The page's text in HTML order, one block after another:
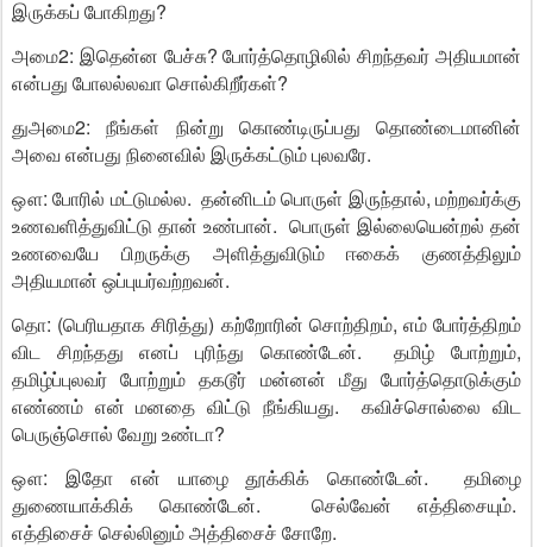
இருக்கப் போகிறது?
அமை2: இதென்ன பேச்சு? போர்த்தொழிலில் சிறந்தவர் அதியமான்
என்பது போலல்லவா சொல்கிறீர்கள்?
துஅமை2: நீங்கள் நின்று கொண்டிருப்பது தொண்டைமானின்
அவை என்பது நினைவில் இருக்கட்டும் புலவரே.
ஔ: போரில் மட்டுமல்ல. தன்னிடம் பொருள் இருந்தால், மற்றவர்க்கு
உணவளித்துவிட்டு தான் உண்பான். பொருள் இல்லையென்றல் தன்
உணவையே பிறருக்கு அளித்துவிடும் ஈகைக் குணத்திலும்
அதியமான் ஒப்புயர்வற்றவன்.
தொ: (பெரியதாக சிரித்து) கற்றோரின் சொற்திறம், எம் போர்த்திறம்
விட சிறந்தது எனப் புரிந்து கொண்டேன். தமிழ் போற்றும்,
தமிழ்ப்புலவர் போற்றும் தகடூர் மன்னன் மீது போர்த்தொடுக்கும்
எண்ணம் என் மனதை விட்டு நீங்கியது. கவிச்சொல்லை விட
பெருஞ்சொல் வேறு உண்டா?
ஔ: இதோ என் யாழை தூக்கிக் கொண்டேன். தமிழை
துணையாக்கிக் கொண்டேன். செல்வேன் எத்திசையும்.
எத்திசைச் செல்லினும் அத்திசைச் சோறே.